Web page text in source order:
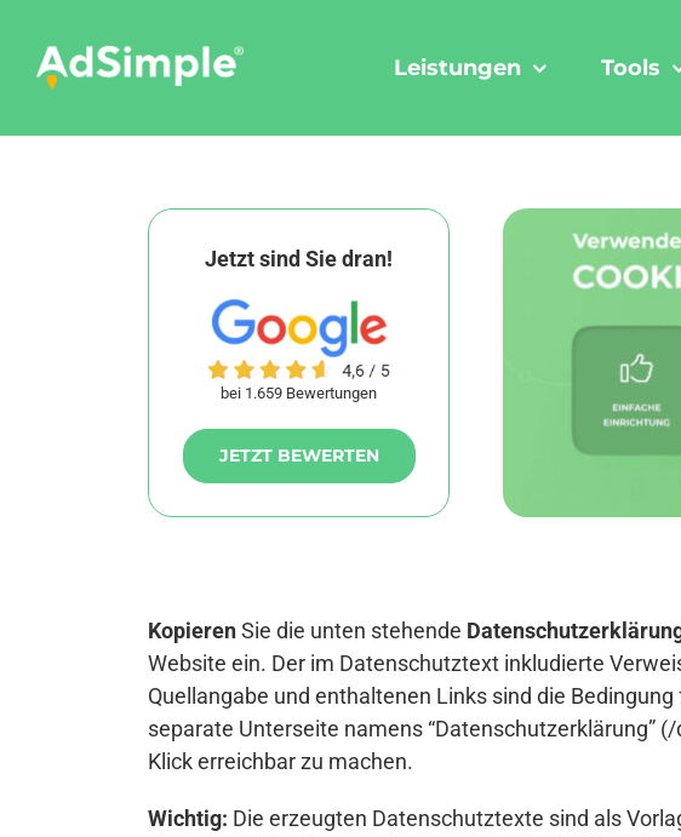
content
Leistungen Tools
Jetzt sind Sie dran!
bei 1.659 Bewertungen
JETZT BEWERTEN
KopierenSie die unten stehende
Website ein. Der im Datenschutztext inkludierte
Quellangabe und enthaltenen Links sind die
separate Unterseite namens “Datenschutzerklärung”
Klick erreichbar zu machen.
Wichtig: Die erzeugten Datenschutztexte sind als